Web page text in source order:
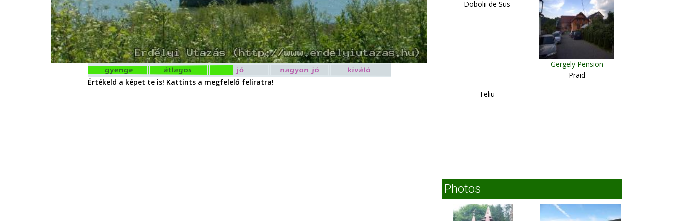
Értékeld a képet te is! Kattints a megfelelő feliratra!
Dobolii de Sus
Gergely Pension
Praid
Teliu
Photos